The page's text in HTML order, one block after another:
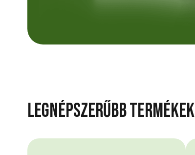
Legnépszerűbb termékek